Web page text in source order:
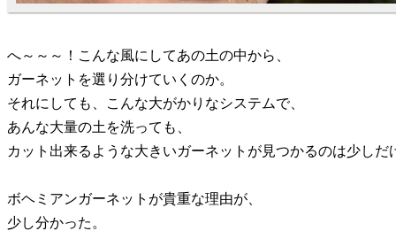
へ～～～！こんな風にしてあの土の中から、
ガーネットを選り分けていくのか。
それにしても、こんな大がかりなシステムで、
あんな大量の土を洗っても、
カット出来るような大きいガーネットが見つかるのは少しだ
ボヘミアンガーネットが貴重な理由が、
少し分かった。